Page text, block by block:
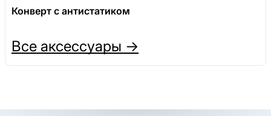
Конверт с антистатиком
Все аксессуары →